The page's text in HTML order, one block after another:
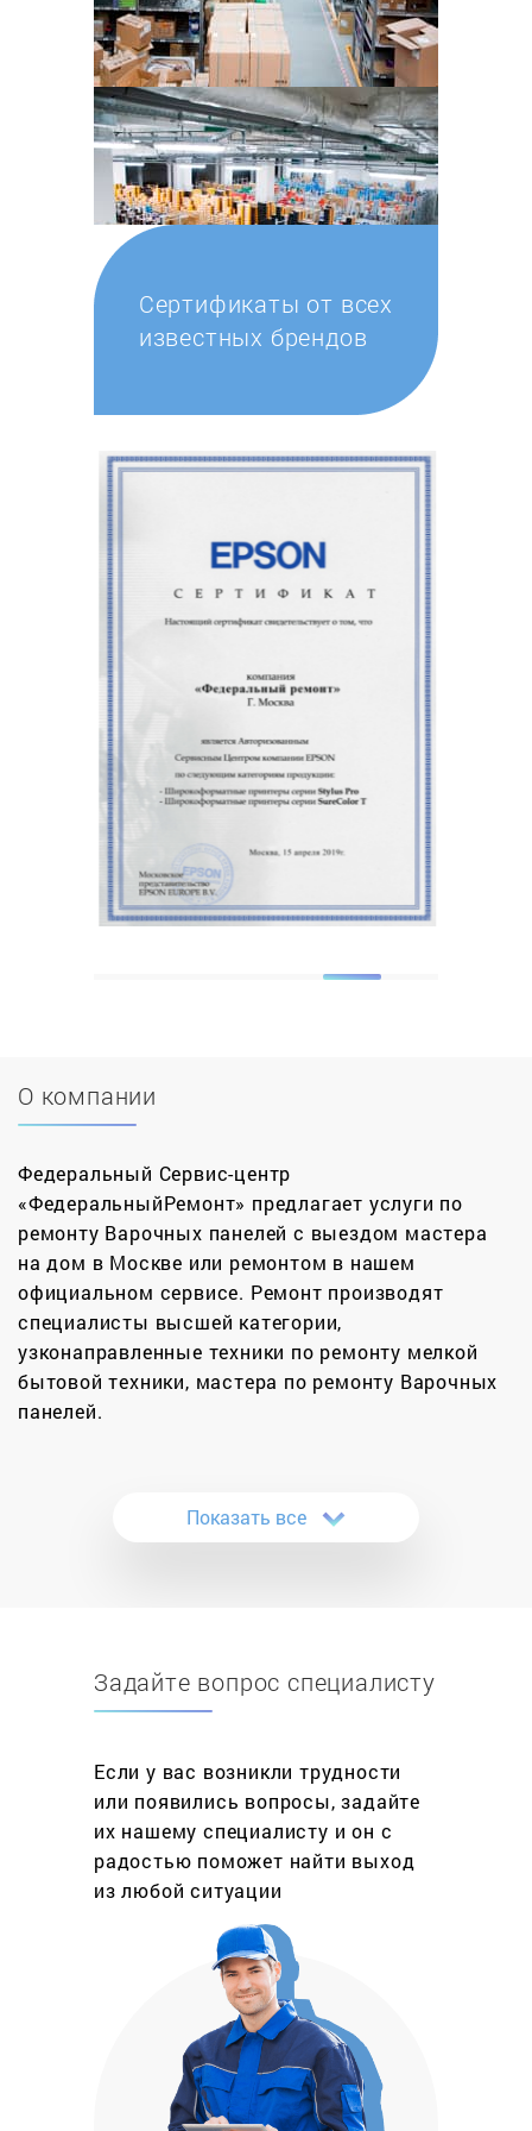
Сертификаты от всех
известных брендов
О компании
Федеральный Сервис-центр
«ФедеральныйРемонт» предлагает услуги по
ремонту Варочных панелей с выездом мастера
на дом в Москве или ремонтом в нашем
официальном сервисе. Ремонт производят
специалисты высшей категории,
узконаправленные техники по ремонту мелкой
бытовой техники, мастера по ремонту Варочных
панелей.
популярной услугой. И это нисколько не говорит
о том, что они чаще ломаются, чем газовые
Ремонт варочных панелей это не обязательно
дорогостоящая услуга, включающая полную
профилактика (очистка), и избавление от царапин
и потертостей (полировка), и настройка
программ, и многое другое, а в зависимости от
этого рассчитывается и стоимость данной
услуги. Сервисный центр «МастерБыт»
принимает заявки в любых районах Москвы
ежедневно, включая выходные и праздники, а
наши мастера стараются выехать на дом в день
обращения. Гарантия на ремонт варочных
панелей любого производителя до 1 года.
Что нужно сделать, чтобы заказать ремонт
варочных поверхностей на своей территории?
Показать все
Задайте вопрос специалисту
Если у вас возникли трудности
или появились вопросы, задайте
их нашему специалисту и он с
радостью поможет найти выход
из любой ситуации